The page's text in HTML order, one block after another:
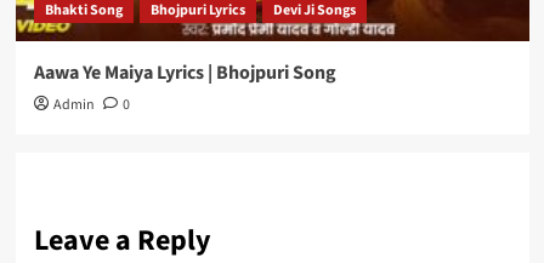
Bhakti Song Bhojpuri Lyrics Devi Ji Songs
Aawa Ye Maiya Lyrics | Bhojpuri Song
Admin 0
Leave a Reply